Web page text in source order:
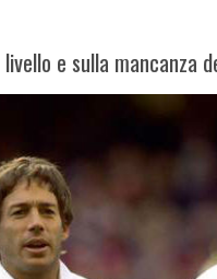
e sulla mancanza